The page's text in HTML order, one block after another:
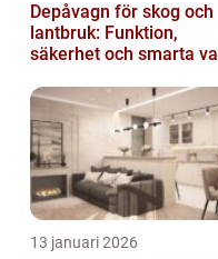
Depåvagn för skog och
lantbruk: Funktion,
säkerhet och smarta val
13 januari 2026